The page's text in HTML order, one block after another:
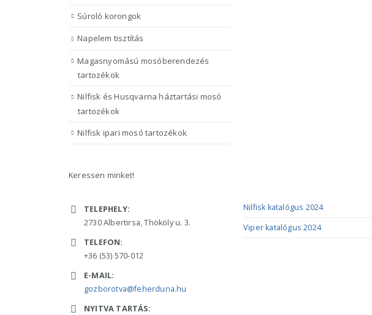
Súroló korongok
Napelem tisztítás
Magasnyomású mosóberendezés
tartozékok
Nilfisk és Husqvarna háztartási mosó
tartozékok
Nilfisk ipari mosó tartozékok
Keressen minket!
TELEPHELY:
2730 Albertirsa, Thököly u. 3.
TELEFON:
+36 (53) 570-012
E-MAIL:
gozborotva@feherduna.hu
NYITVA TARTÁS:
Nilfisk katalógus 2024
Viper katalógus 2024